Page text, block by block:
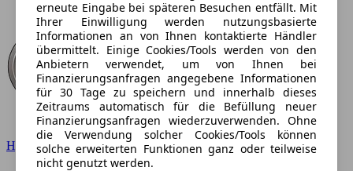
Hyundai
erneute Eingabe bei späteren Besuchen entfällt. Mit
Ihrer Einwilligung werden nutzungsbasierte
Informationen an von Ihnen kontaktierte Händler
übermittelt. Einige Cookies/Tools werden von den
Anbietern verwendet, um von Ihnen bei
Finanzierungsanfragen angegebene Informationen
für 30 Tage zu speichern und innerhalb dieses
Zeitraums automatisch für die Befüllung neuer
Finanzierungsanfragen wiederzuverwenden. Ohne
die Verwendung solcher Cookies/Tools können
solche erweiterten Funktionen ganz oder teilweise
nicht genutzt werden.